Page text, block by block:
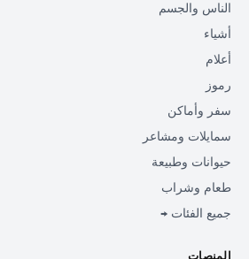
الناس والجسم
أشياء
أعلام
رموز
سفر وأماكن
سمايلات ومشاعر
حيوانات وطبيعة
طعام وشراب
جميع الفئات →